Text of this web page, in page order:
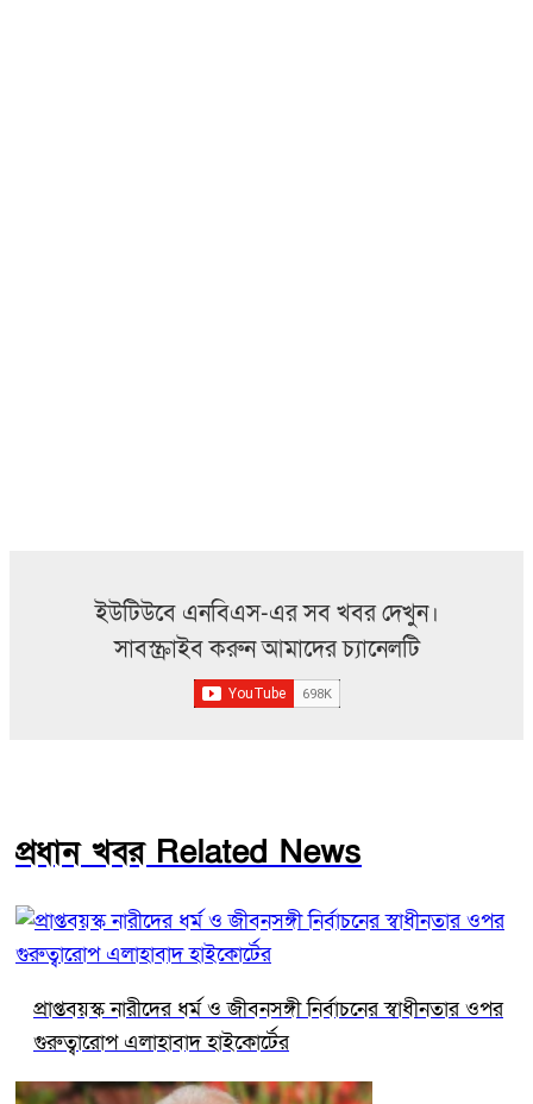
ইউটিউবে এনবিএস-এর সব খবর দেখুন।
সাবস্ক্রাইব করুন আমাদের চ্যানেলটি
প্রধান খবর Related News
প্রাপ্তবয়স্ক নারীদের ধর্ম ও জীবনসঙ্গী নির্বাচনের স্বাধীনতার ওপর
গুরুত্বারোপ এলাহাবাদ হাইকোর্টের